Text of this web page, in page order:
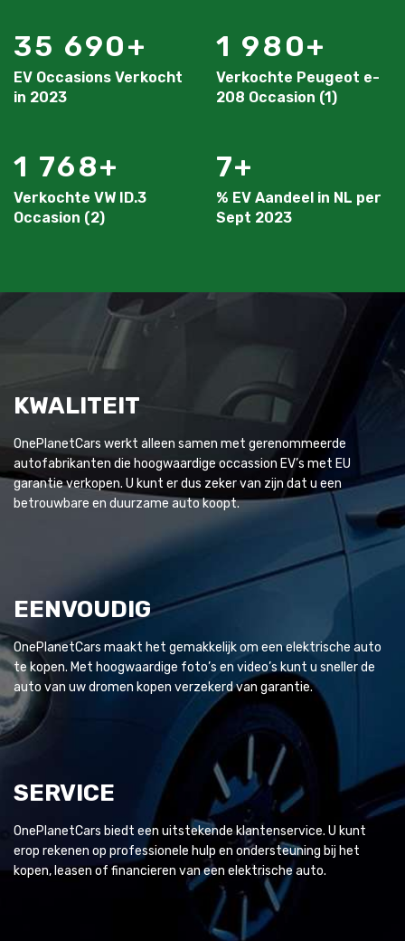
35 690
EV Occasions Verkocht
in 2023
1 980
Verkochte Peugeot e-
208 Occasion (1)
1 768
Verkochte VW ID.3
Occasion (2)
7
% EV Aandeel in NL per
Sept 2023
KWALITEIT
OnePlanetCars werkt alleen samen met gerenommeerde
autofabrikanten die hoogwaardige occassion EV’s met EU
garantie verkopen. U kunt er dus zeker van zijn dat u een
betrouwbare en duurzame auto koopt.
EENVOUDIG
OnePlanetCars maakt het gemakkelijk om een elektrische auto
te kopen. Met hoogwaardige foto’s en video’s kunt u sneller de
auto van uw dromen kopen verzekerd van garantie.
SERVICE
OnePlanetCars biedt een uitstekende klantenservice. U kunt
erop rekenen op professionele hulp en ondersteuning bij het
kopen, leasen of financieren van een elektrische auto.